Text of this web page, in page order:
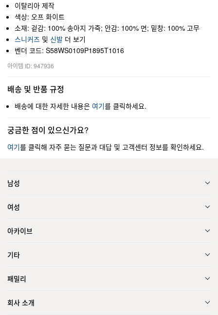
이탈리아 제작
색상: 오프 화이트
소재: 겉감: 100% 송아지 가죽; 안감: 100% 면; 밑창: 100% 고무
스니커즈 및 신발 더 보기
벤더 코드: S58WS0109P1895T1016
아이템 ID: 947936
배송 및 반품 규정
배송에 대한 자세한 내용은 여기를 클릭하세요.
궁금한 점이 있으신가요?
여기를 클릭해 자주 묻는 질문과 대답 및 고객센터 정보를 확인하세요.
남성
여성
아카이브
기타
패밀리
회사 소개